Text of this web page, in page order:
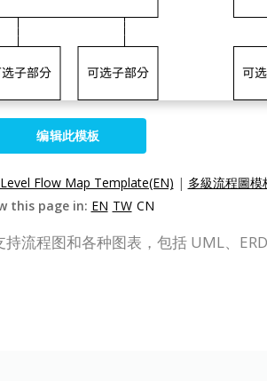
编辑此模板
Flow Map Template(EN) | 多級流程圖模
this page in: EN TW CN
流程图和各种图表，包括 UML、